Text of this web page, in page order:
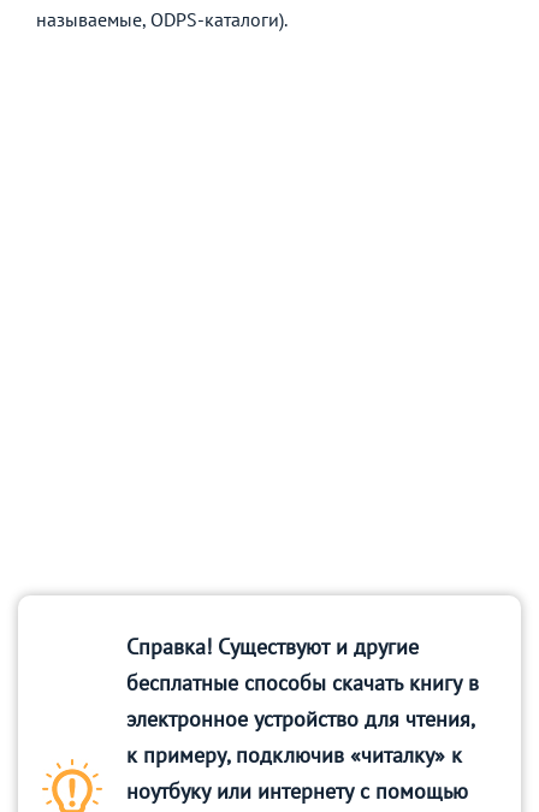
называемые, ODPS-каталоги).
Справка! Существуют и другие
бесплатные способы скачать книгу в
электронное устройство для чтения,
к примеру, подключив «читалку» к
ноутбуку или интернету с помощью